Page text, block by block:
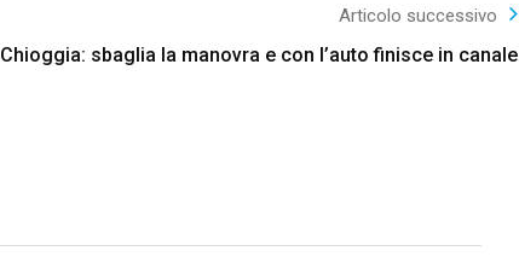
Articolo successivo
Chioggia: sbaglia la manovra e con l’auto finisce in canale